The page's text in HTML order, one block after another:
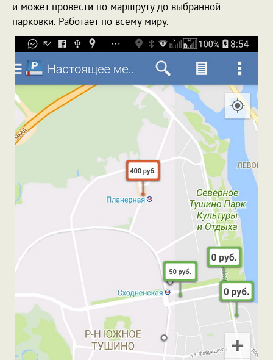
и может провести по маршруту до выбранной
парковки. Работает по всему миру.